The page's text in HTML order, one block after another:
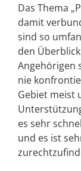
Das Thema
damit
sind so
den
Angehörigen
nie
Gebiet meist
es sehr
und es ist